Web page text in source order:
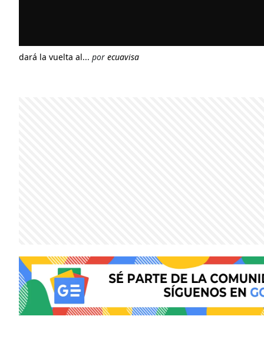
dará la vuelta al... por ecuavisa